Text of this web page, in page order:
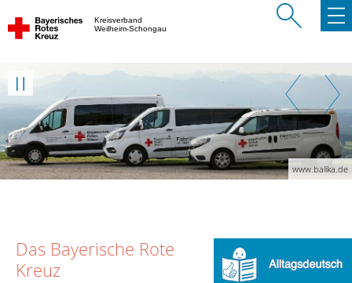
Kreisverband
Weilheim-Schongau
Weiter Zurück
www.balika.de
Weiter
Das Bayerische Rote
Kreuz